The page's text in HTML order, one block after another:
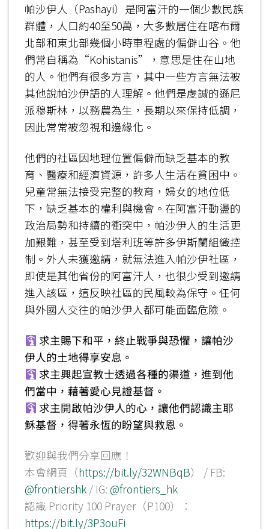
帕沙伊人（Pashayi）是阿富汗的一個少數民族
群體，人口約40至50萬，大多數居住在喀布爾
北部和東北部幾個小時車程處的偏僻山谷。他
們常自稱為“Kohistanis”，意思是住在山地
的人。他們有很多方言，其中一些方言無法被
其他說帕沙伊語的人理解。他們是虔誠的遜尼
派穆斯林，以務農為生，長期以來保持低調，
因此常常被忽視和邊緣化。
他們的社區因地理位置偏僻而缺乏基本的教
育、醫療和經濟資源，許多人生活在貧困中。
兒童常無法接受完整的教育，婦女的地位低
下，缺乏基本的權利與機會。在阿富汗動盪的
政治局勢和持續的衝突中，帕沙伊人的生活更
加艱難，甚至受到塔利班等許多伊斯蘭組織控
制。外人未獲邀請，就無法進入帕沙伊社區，
即使是其他省份的阿富汗人，也很少受到邀請
進入該區，這反映社區的民風較為保守。任何
與外國人交往的帕沙伊人都可能面臨危險。
求主賜下和平，終止戰爭與恐懼，讓帕沙
伊人的土地得享安息。
求主興起宣教士透過各種的渠道，進到他
們當中，藉著愛心見證基督。
求主開啟帕沙伊人的心，讓他們認識主耶
穌基督，得著永恆的盼望與救恩。
歡迎與我們分享回應！
本會網頁（https://bit.ly/32WNBqB） / FB:
@frontiershk / IG:@frontiers_hk
認識 Priority 100 Prayer（P100）：
https://bit.ly/3P3ouFi